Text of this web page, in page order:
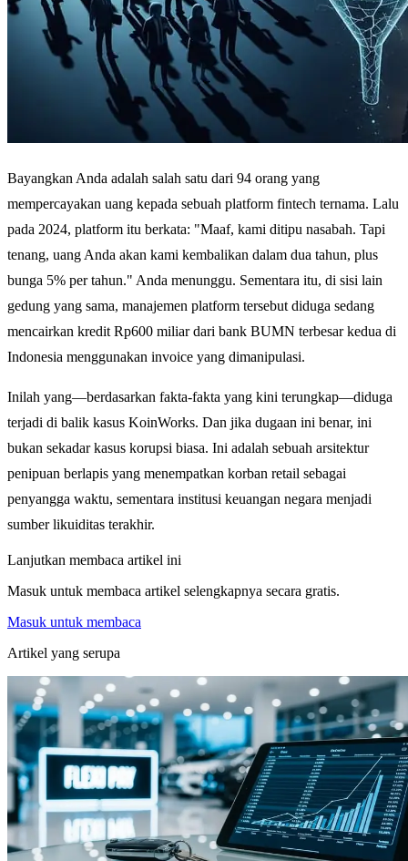
Bayangkan Anda adalah salah satu dari 94 orang yang
mempercayakan uang kepada sebuah platform fintech ternama. Lalu
pada 2024, platform itu berkata: "Maaf, kami ditipu nasabah. Tapi
tenang, uang Anda akan kami kembalikan dalam dua tahun, plus
bunga 5% per tahun." Anda menunggu. Sementara itu, di sisi lain
gedung yang sama, manajemen platform tersebut diduga sedang
mencairkan kredit Rp600 miliar dari bank BUMN terbesar kedua di
Indonesia menggunakan invoice yang dimanipulasi.
Inilah yang—berdasarkan fakta-fakta yang kini terungkap—diduga
terjadi di balik kasus KoinWorks. Dan jika dugaan ini benar, ini
bukan sekadar kasus korupsi biasa. Ini adalah sebuah arsitektur
penipuan berlapis yang menempatkan korban retail sebagai
penyangga waktu, sementara institusi keuangan negara menjadi
sumber likuiditas terakhir.
Lanjutkan membaca artikel ini
Masuk untuk membaca artikel selengkapnya secara gratis.
Masuk untuk membaca
Artikel yang serupa